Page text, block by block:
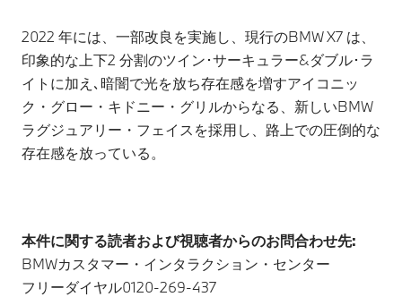
2022 年には、一部改良を実施し、現行のBMW X7 は、
印象的な上下2 分割のツイン･サーキュラー&ダブル･ラ
イトに加え､暗闇で光を放ち存在感を増すアイコニッ
ク・グロー・キドニー・グリルからなる、新しいBMW
ラグジュアリー・フェイスを採用し、路上での圧倒的な
存在感を放っている。
本件に関する読者および視聴者からのお問合わせ先:
BMWカスタマー・インタラクション・センター
フリーダイヤル0120-269-437